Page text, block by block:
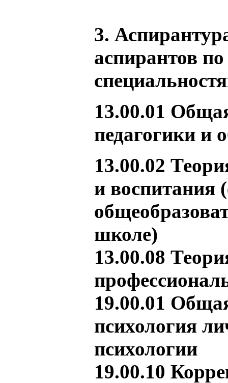
3.
аспирантов
13.00.01
педагогики и
13.00.02
и воспитания
школе)
13.00.08
19.00.01
психология
психологии
19.00.10